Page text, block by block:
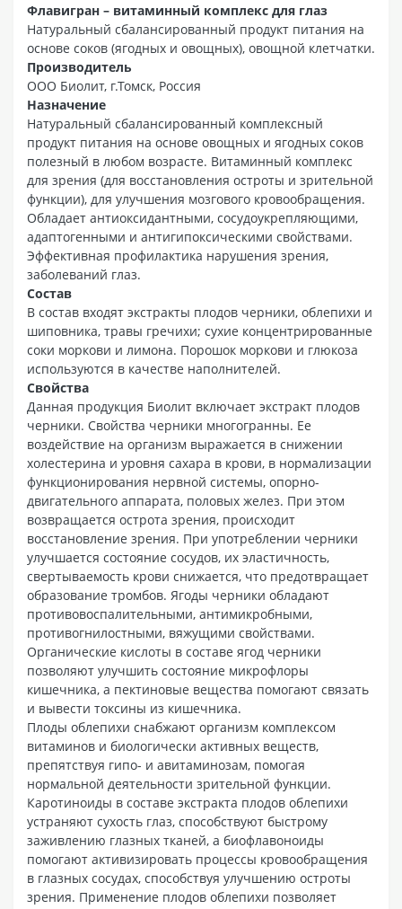
Флавигран – витаминный комплекс для глаз
Натуральный сбалансированный продукт питания на
основе соков (ягодных и овощных), овощной клетчатки.
Производитель
ООО Биолит, г.Томск, Россия
Назначение
Натуральный сбалансированный комплексный
продукт питания на основе овощных и ягодных соков
полезный в любом возрасте. Витаминный комплекс
для зрения (для восстановления остроты и зрительной
функции), для улучшения мозгового кровообращения.
Обладает антиоксидантными, сосудоукрепляющими,
адаптогенными и антигипоксическими свойствами.
Эффективная профилактика нарушения зрения,
заболеваний глаз.
Состав
В состав входят экстракты плодов черники, облепихи и
шиповника, травы гречихи; сухие концентрированные
соки моркови и лимона. Порошок моркови и глюкоза
используются в качестве наполнителей.
Свойства
Данная продукция Биолит включает экстракт плодов
черники. Свойства черники многогранны. Ее
воздействие на организм выражается в снижении
холестерина и уровня сахара в крови, в нормализации
функционирования нервной системы, опорно-
двигательного аппарата, половых желез. При этом
возвращается острота зрения, происходит
восстановление зрения. При употреблении черники
улучшается состояние сосудов, их эластичность,
свертываемость крови снижается, что предотвращает
образование тромбов. Ягоды черники обладают
противовоспалительными, антимикробными,
противогнилостными, вяжущими свойствами.
Органические кислоты в составе ягод черники
позволяют улучшить состояние микрофлоры
кишечника, а пектиновые вещества помогают связать
и вывести токсины из кишечника.
Плоды облепихи снабжают организм комплексом
витаминов и биологически активных веществ,
препятствуя гипо- и авитаминозам, помогая
нормальной деятельности зрительной функции.
Каротиноиды в составе экстракта плодов облепихи
устраняют сухость глаз, способствуют быстрому
заживлению глазных тканей, а биофлавоноиды
помогают активизировать процессы кровообращения
в глазных сосудах, способствуя улучшению остроты
зрения. Применение плодов облепихи позволяет